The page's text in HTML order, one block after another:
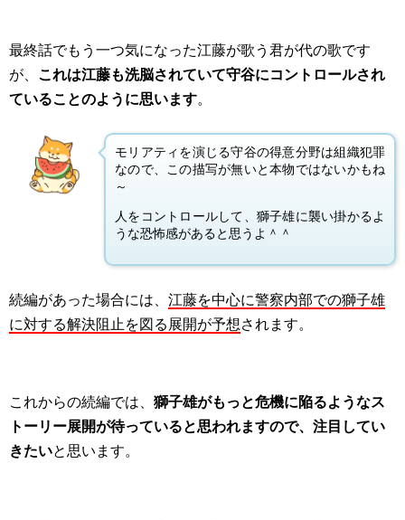
最終話でもう一つ気になった江藤が歌う君が代の歌です
が、 これは江藤も洗脳されていて守谷にコントロールされ
ていることのように思います。
モリアティを演じる守谷の得意分野は組織犯罪
なので、この描写が無いと本物ではないかもね
～
人をコントロールして、獅子雄に襲い掛かるよ
うな恐怖感があると思うよ＾＾
続編があった場合には、 江藤を中心に警察内部での獅子雄
に対する解決阻止を図る展開が予想されます。
これからの続編では、 獅子雄がもっと危機に陥るようなス
トーリー展開が待っていると思われますので、注目してい
きたいと思います。